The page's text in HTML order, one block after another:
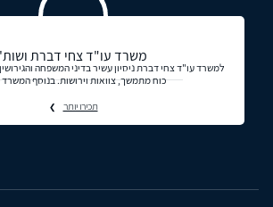
משרד עו"ד צחי דברת ושות'
למשרד עו"ד צחי דברת ניסיון עשיר בדיני המשפחה
כוח מתמשך, צוואות וירושות. בנוסף
תכירו יותר